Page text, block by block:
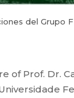
del Grupo
of Prof. Dr.